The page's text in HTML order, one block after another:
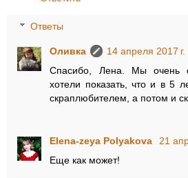
Ответы
Оливка
14 апреля 2017
Спасибо, Лена. Мы очень
хотели показать, что и в 5
скраплюбителем, а потом и
Elena-zeya Polyakova
21
Еще как может!